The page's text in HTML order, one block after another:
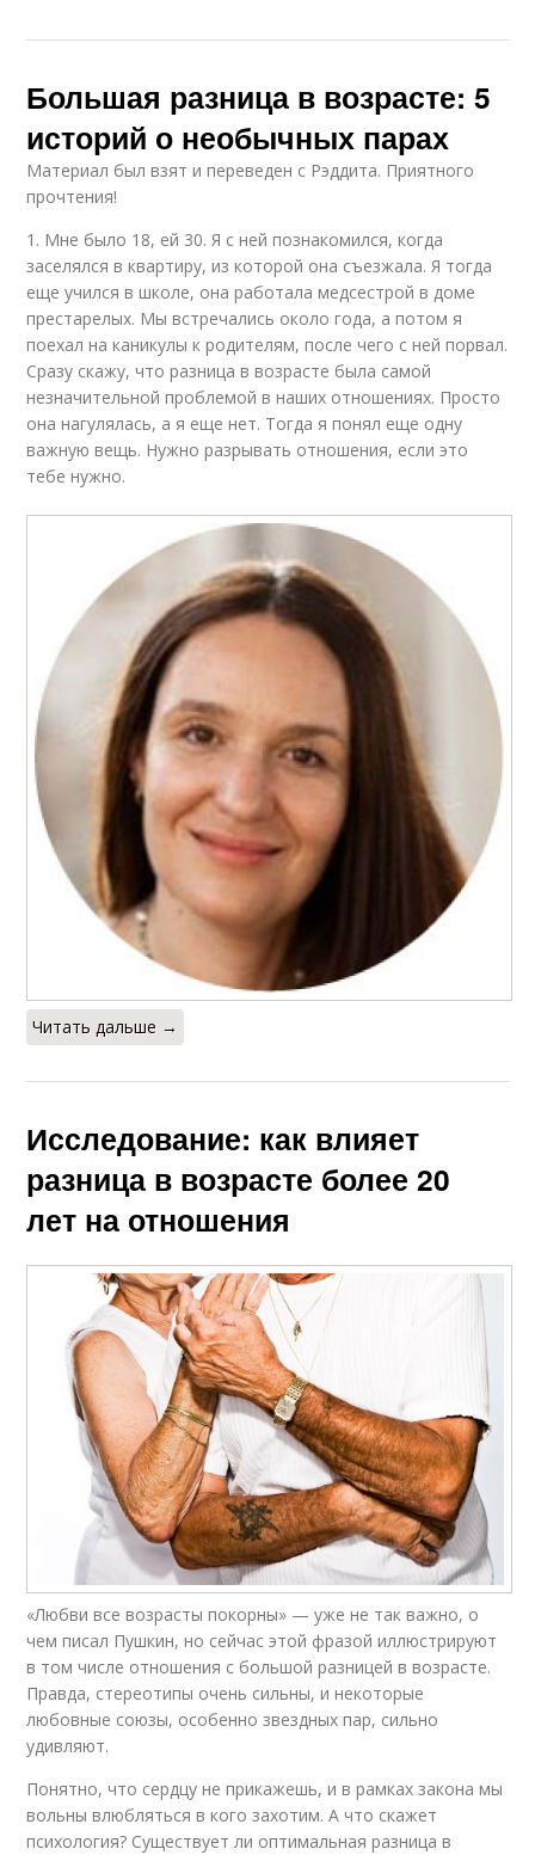
Большая разница в возрасте: 5
историй о необычных парах
Материал был взят и переведен с Рэддита. Приятного
прочтения!
1. Мне было 18, ей 30. Я с ней познакомился, когда
заселялся в квартиру, из которой она съезжала. Я тогда
еще учился в школе, она работала медсестрой в доме
престарелых. Мы встречались около года, а потом я
поехал на каникулы к родителям, после чего с ней порвал.
Сразу скажу, что разница в возрасте была самой
незначительной проблемой в наших отношениях. Просто
она нагулялась, а я еще нет. Тогда я понял еще одну
важную вещь. Нужно разрывать отношения, если это
тебе нужно.
Читать дальше →
Исследование: как влияет
разница в возрасте более 20
лет на отношения
«Любви все возрасты покорны» — уже не так важно, о
чем писал Пушкин, но сейчас этой фразой иллюстрируют
в том числе отношения с большой разницей в возрасте.
Правда, стереотипы очень сильны, и некоторые
любовные союзы, особенно звездных пар, сильно
удивляют.
Понятно, что сердцу не прикажешь, и в рамках закона мы
вольны влюбляться в кого захотим. А что скажет
психология? Существует ли оптимальная разница в